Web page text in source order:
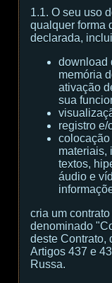
1.1. O seu uso
qualquer forma
declarada,
download
memória
ativação
sua
registro e/
materiais,
textos,
áudio e
cria um
denominado
deste Contrato,
Artigos 437 e
Russa.